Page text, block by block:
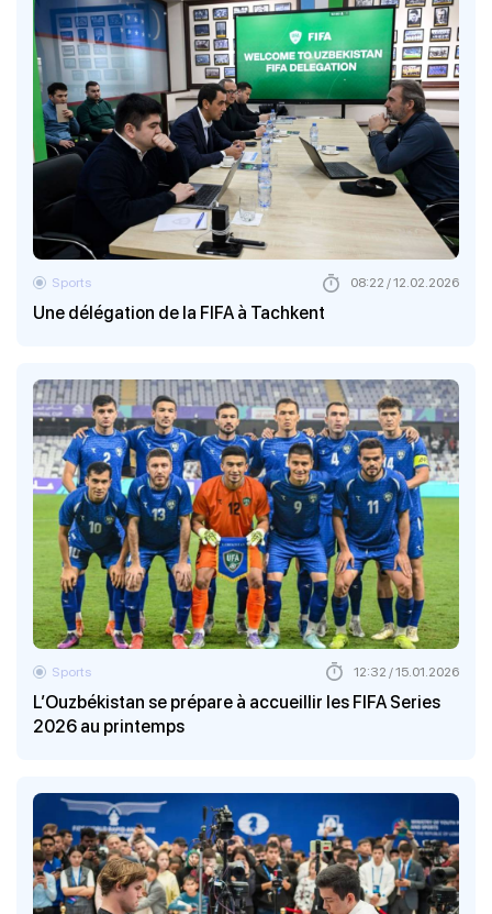
Une délégation de la FIFA à Tachkent
Sports 08:22 / 12.02.2026
L’Ouzbékistan se prépare à accueillir les FIFA Series
2026 au printemps
Sports 12:32 / 15.01.2026